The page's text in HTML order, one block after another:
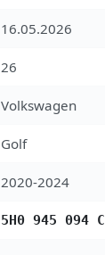
16.05.2026
26
Volkswagen
Golf
2020-2024
5H0 945 094 C